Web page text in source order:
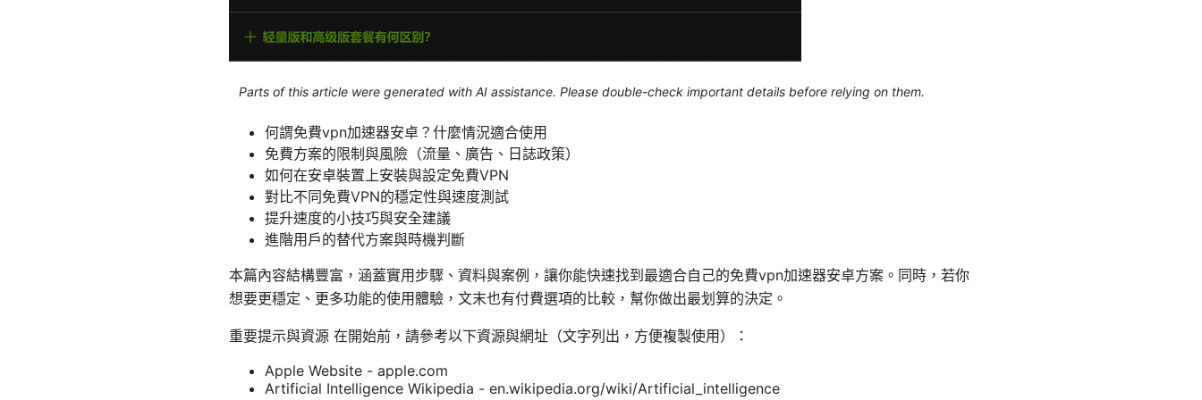
Parts of this article were generated with AI assistance. Please double-check important details before relying on them.
何謂免費vpn加速器安卓？什麼情況適合使用
免費方案的限制與風險（流量、廣告、日誌政策）
如何在安卓裝置上安裝與設定免費VPN
對比不同免費VPN的穩定性與速度測試
提升速度的小技巧與安全建議
進階用戶的替代方案與時機判斷
本篇內容結構豐富，涵蓋實用步驟、資料與案例，讓你能快速找到最適合自己的免費vpn加速器安卓方案。同時，若你
想要更穩定、更多功能的使用體驗，文末也有付費選項的比較，幫你做出最划算的決定。
重要提示與資源 在開始前，請參考以下資源與網址（文字列出，方便複製使用）：
Apple Website - apple.com
Artificial Intelligence Wikipedia - en.wikipedia.org/wiki/Artificial_intelligence